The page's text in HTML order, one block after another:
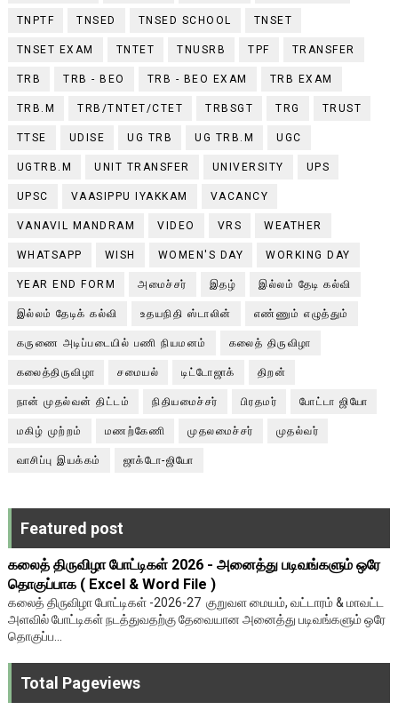
TNPTF TNSED TNSED SCHOOL TNSET
TNSET EXAM TNTET TNUSRB TPF TRANSFER
TRB TRB - BEO TRB - BEO EXAM TRB EXAM
TRB.M TRB/TNTET/CTET TRBSGT TRG TRUST
TTSE UDISE UG TRB UG TRB.M UGC
UGTRB.M UNIT TRANSFER UNIVERSITY UPS
UPSC VAASIPPU IYAKKAM VACANCY
VANAVIL MANDRAM VIDEO VRS WEATHER
WHATSAPP WISH WOMEN'S DAY WORKING DAY
YEAR END FORM அமைச்சர் இதழ் இல்லம் தேடி கல்வி
இல்லம் தேடிக் கல்வி உதயநிதி ஸ்டாலின் எண்ணும் எழுத்தும்
கருணை அடிப்படையில் பணி நியமனம் கலைத் திருவிழா
கலைத்திருவிழா சமையல் டிட்டோஜாக் திறன்
நான் முதல்வன் திட்டம் நிதியமைச்சர் பிரதமர் போட்டா ஜியோ
மகிழ் முற்றம் மணற்கேணி முதலமைச்சர் முதல்வர்
வாசிப்பு இயக்கம் ஜாக்டோ-ஜியோ
Featured post
கலைத் திருவிழா போட்டிகள் 2026 - அனைத்து படிவங்களும் ஒரே
தொகுப்பாக ( Excel & Word File )
கலைத் திருவிழா போட்டிகள் -2026-27 குறுவள மையம், வட்டாரம் & மாவட்ட
அளவில் போட்டிகள் நடத்துவதற்கு தேவையான அனைத்து படிவங்களும் ஒரே
தொகுப்ப...
Total Pageviews